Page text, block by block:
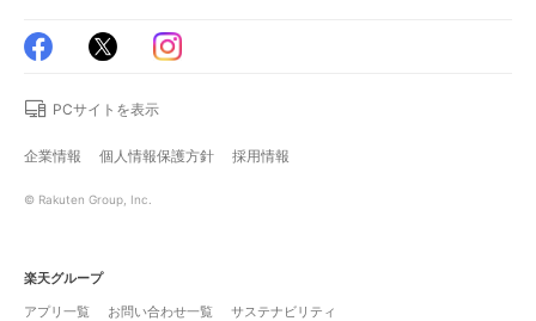
PCサイトを表示
企業情報 個人情報保護方針 採用情報
© Rakuten Group, Inc.
楽天グループ
アプリ一覧
お問い合わせ一覧 サステナビリティ